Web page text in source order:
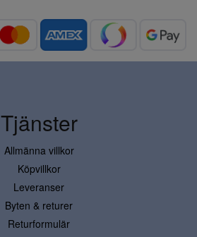
Tjänster
Allmänna villkor
Köpvillkor
Leveranser
Byten & returer
Returformulär